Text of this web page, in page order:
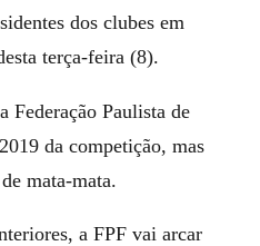
dos clubes em
terça-feira (8).
Paulista de
da competição, mas
mata-mata.
a FPF vai arcar